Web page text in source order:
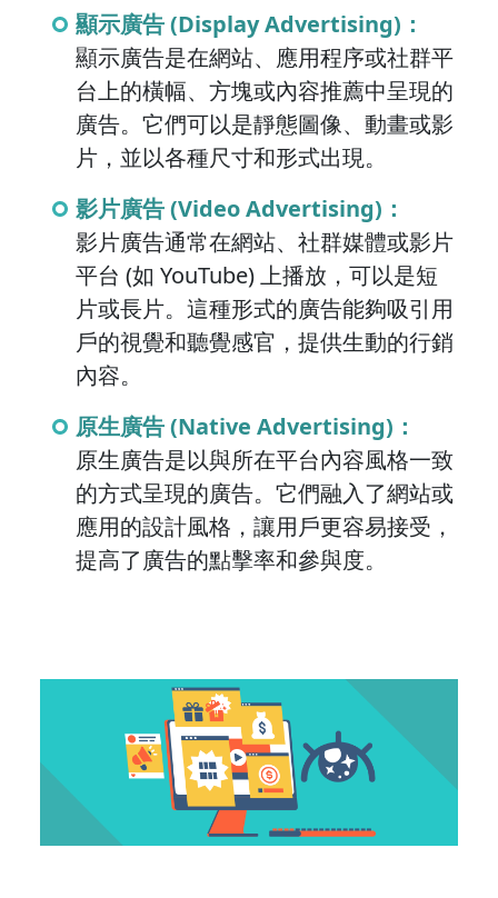
顯示廣告 (Display Advertising)：
顯示廣告是在網站、應用程序或社群平
台上的橫幅、方塊或內容推薦中呈現的
廣告。它們可以是靜態圖像、動畫或影
片，並以各種尺寸和形式出現。
影片廣告 (Video Advertising)：
影片廣告通常在網站、社群媒體或影片
平台 (如 YouTube) 上播放，可以是短
片或長片。這種形式的廣告能夠吸引用
戶的視覺和聽覺感官，提供生動的行銷
內容。
原生廣告 (Native Advertising)：
原生廣告是以與所在平台內容風格一致
的方式呈現的廣告。它們融入了網站或
應用的設計風格，讓用戶更容易接受，
提高了廣告的點擊率和參與度。